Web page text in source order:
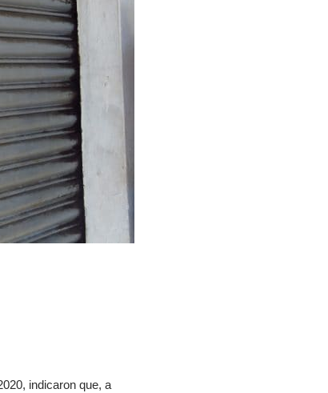
indicaron que, a